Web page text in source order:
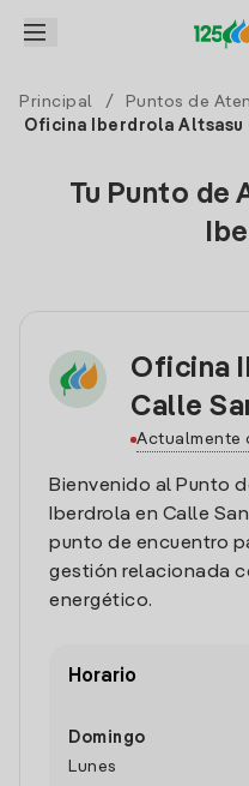
Principal / Puntos de
Oficina Iberdrola Altsasu
Tu Punto de
Oficina
Calle
Actualmente
Bienvenido al Punto
Iberdrola en Calle
punto de encuentro
gestión relacionada
energético.
Horario
Domingo
Lunes